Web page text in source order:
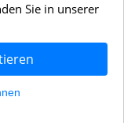
Zürich. Alle
Sie in unserer